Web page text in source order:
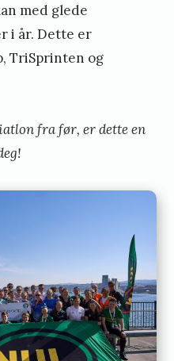
med glede
i år. Dette er
TriSprinten og
fra før, er dette en